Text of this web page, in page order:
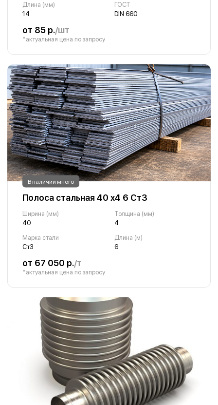
Длина (мм)
14
ГОСТ
DIN 660
от 85 р./шт
*актуальная цена по запросу
В наличии много
Полоса стальная 40 х4 6 Ст3
Ширина (мм)
40
Толщина (мм)
4
Марка стали
Ст3
Длина (м)
6
от 67 050 р./т
*актуальная цена по запросу